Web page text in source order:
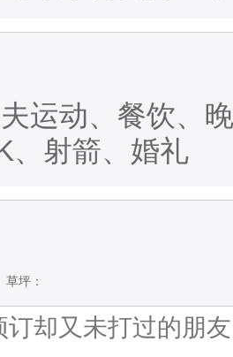
运动、餐饮、
、射箭、婚礼
草坪：